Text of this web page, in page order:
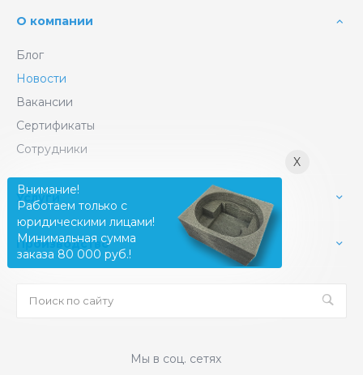
О компании
Блог
Новости
Вакансии
Сертификаты
Сотрудники
Услуги
Производство
Мы в соц. сетях
X
Внимание!
Работаем только с
юридическими лицами!
Минимальная сумма
заказа 80 000 руб.!